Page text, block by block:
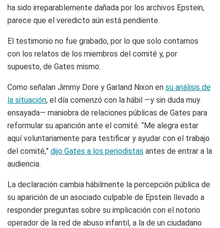
ha sido irreparablemente dañada por los archivos Epstein,
parece que el veredicto aún está pendiente.
El testimonio no fue grabado, por lo que solo contamos
con los relatos de los miembros del comité y, por
supuesto, de Gates mismo.
Como señalan Jimmy Dore y Garland Nixon en su análisis de
la situación, el día comenzó con la hábil —y sin duda muy
ensayada— maniobra de relaciones públicas de Gates para
reformular su aparición ante el comité. “Me alegra estar
aquí voluntariamente para testificar y ayudar con el trabajo
del comité,” dijo Gates a los periodistas antes de entrar a la
audiencia.
La declaración cambia hábilmente la percepción pública de
su aparición de un asociado culpable de Epstein llevado a
responder preguntas sobre su implicación con el notorio
operador de la red de abuso infantil, a la de un ciudadano